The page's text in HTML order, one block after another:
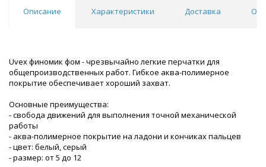
Описание Характеристики Доставка
Uvex финомик фом - чрезвычайно легкие перчатки для
общепроизводственных работ. Гибкое аква-полимерное
покрытие обеспечивает хороший захват.
Основные преимущества:
- свобода движений для выполнения точной механической
работы
- аква-полимерное покрытие на ладони и кончиках пальцев
- цвет: белый, серый
- размер: от 5 до 12